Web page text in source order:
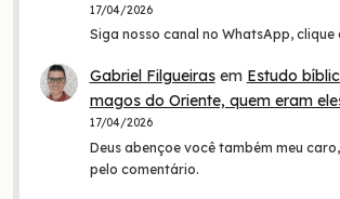
17/04/2026
Siga nosso canal no WhatsApp, clique
Gabriel Filgueirasem Estudo
magos do Oriente, quem eram
17/04/2026
Deus abençoe você também meu
pelo comentário.